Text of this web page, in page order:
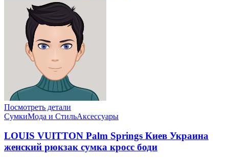
Посмотреть детали
СумкиМода и СтильАксессуары
LOUIS VUITTON Palm Springs Киев Украина
женский рюкзак сумка кросс боди